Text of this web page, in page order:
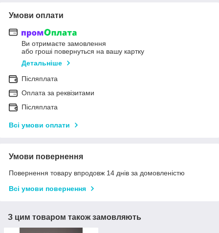
Умови оплати
Ви отримаєте замовлення
або гроші повернуться на вашу картку
Детальніше
Післяплата
Оплата за реквізитами
Післяплата
Всі умови оплати
Умови повернення
Повернення товару впродовж 14 днів за домовленістю
Всі умови повернення
З цим товаром також замовляють